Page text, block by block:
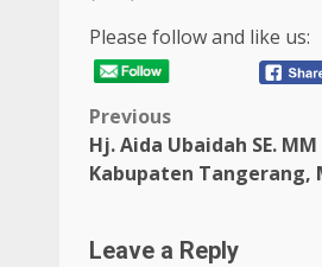
Please follow and like us:
Post
navigation
Previous
Hj. Aida Ubaidah SE.
Kabupaten Tangerang,
Leave a Reply